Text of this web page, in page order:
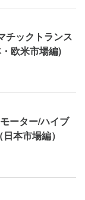
チックトランス
欧米市場編)
ーター/ハイブ
本市場編）